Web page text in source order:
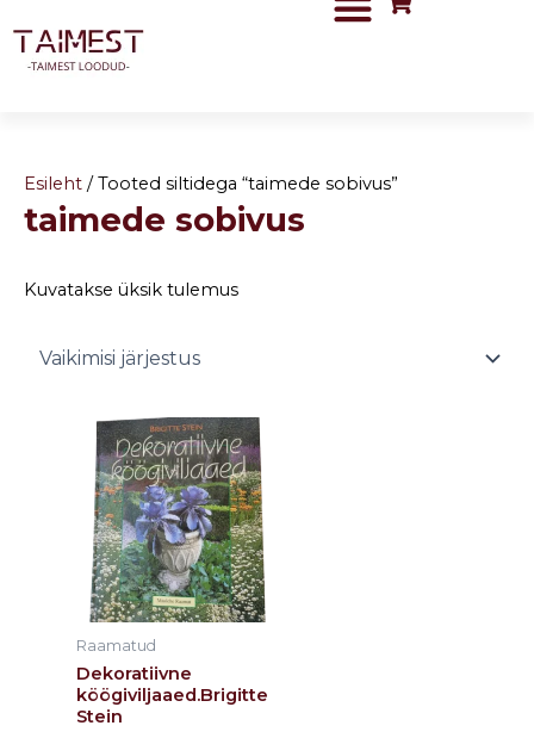
content
Esileht / Tooted siltidega “taimede sobivus”
taimede sobivus
Kuvatakse üksik tulemus
Raamatud
Dekoratiivne
köögiviljaaed.Brigitte
Stein